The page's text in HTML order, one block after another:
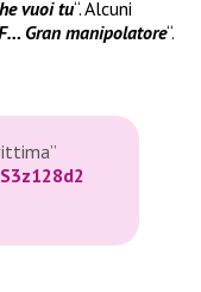
vuoi tu“. Alcuni
Gran manipolatore“.